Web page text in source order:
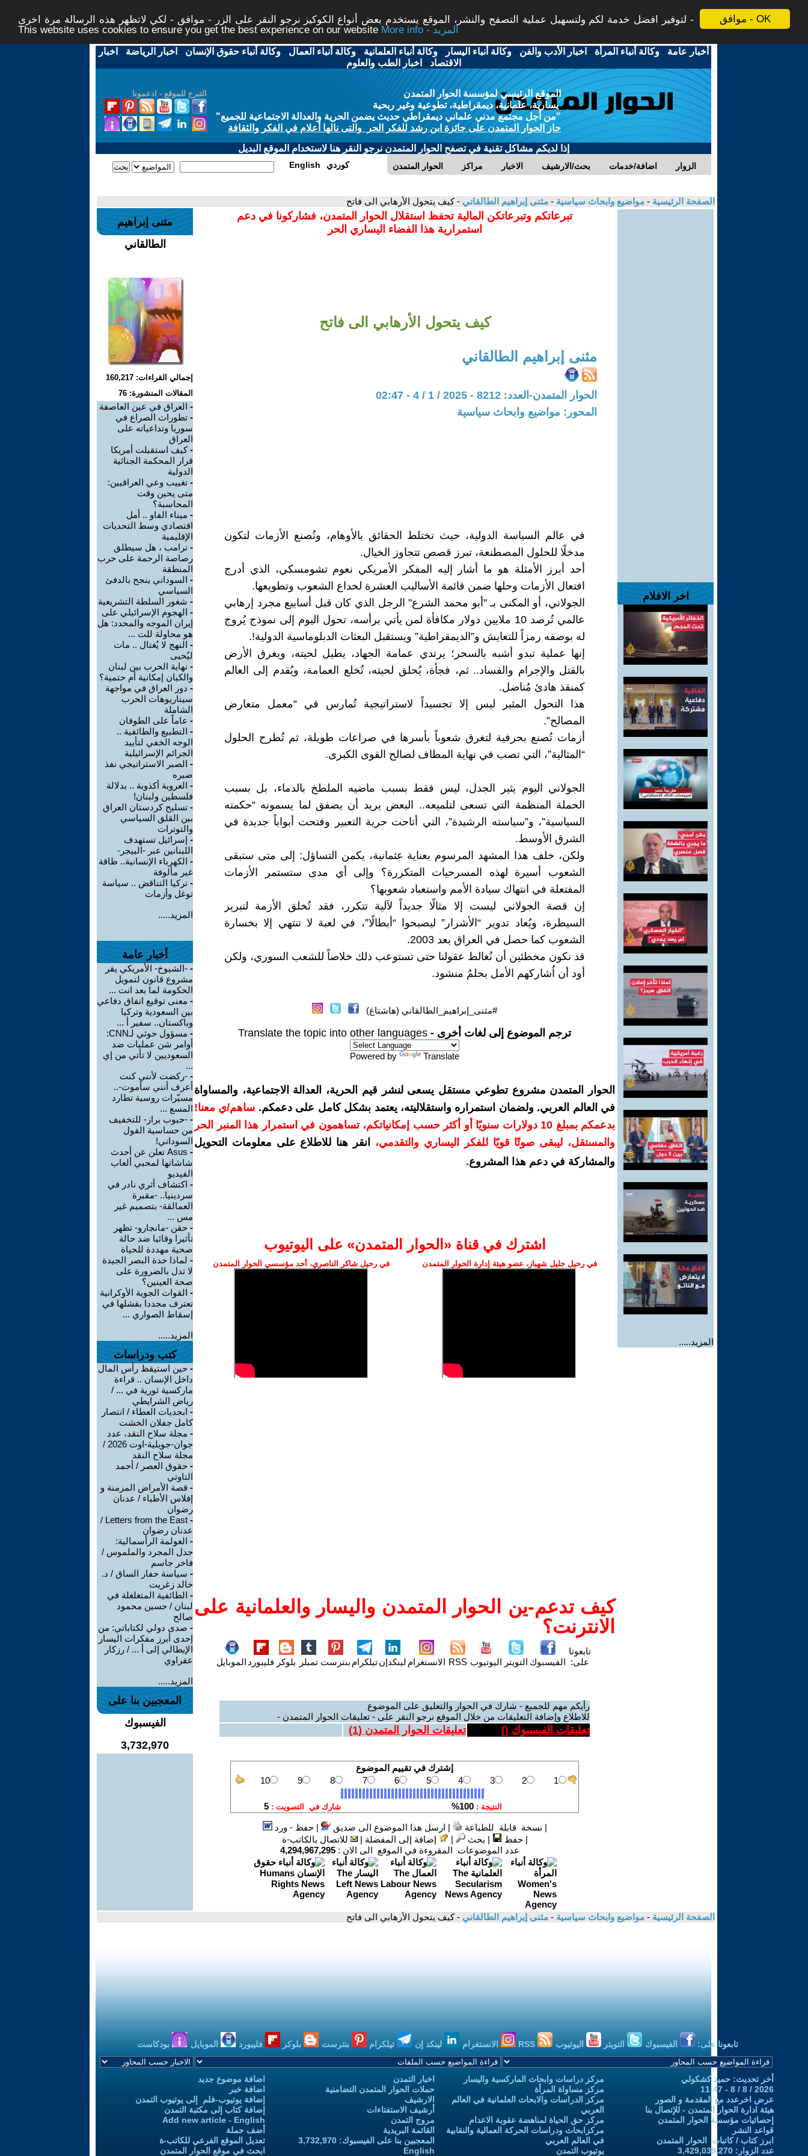
موافق - OK
لتوفير افضل خدمة لكم ولتسهيل عملية التصفح والنشر، الموقع يستخدم بعض أنواع الكوكيز نرجو النقر على الزر - موافق - لكي لاتظهر هذه الرسالة مرة اخرى -
This website uses cookies to ensure you get the best experience on our website
More info - المزيد
أخبار عامة -وكالة أنباء المرأة - اخبار الأدب والفن -وكالة أنباء اليسار -وكالة أنباء العلمانية -وكالة أنباء العمال -وكالة أنباء حقوق الإنسان - اخبار الرياضة - اخبار
الاقتصاد - اخبار الطب والعلوم
التبرع للموقع - ادعمونا
الموقع الرئيسي لمؤسسة الحوار المتمدن
يسارية، علمانية، ديمقراطية، تطوعية وغير ربحية
"من أجل مجتمع مدني علماني ديمقراطي حديث يضمن الحرية والعدالة الاجتماعية للجميع"
حاز الحوار المتمدن على جائزة ابن رشد للفكر الحر والتى نالها أعلام في الفكر والثقافة
إذا لديكم مشاكل تقنية في تصفح الحوار المتمدن نرجو النقر هنا لاستخدام الموقع البديل
الحوار المتمدن مراكز الاخبار بحث/الارشيف اضافة/خدمات الزوار English كوردي
الصفحة الرئيسية - مواضيع وابحاث سياسية - مثنى إبراهيم الطالقاني - كيف يتحول الأرهابي الى فاتح
اخر الافلام
المزيد.....
تبرعاتكم وتبرعاتكن المالية تحفظ استقلال الحوار المتمدن، فشاركونا في دعم
استمرارية هذا الفضاء اليساري الحر
كيف يتحول الأرهابي الى فاتح
مثنى إبراهيم الطالقاني
الحوار المتمدن-العدد: 8212 - 2025 / 1 / 4 - 02:47
المحور: مواضيع وابحاث سياسية
في عالم السياسة الدولية، حيث تختلط الحقائق بالأوهام، وتُصنع الأزمات لتكون
مدخلًا للحلول المصطنعة، تبرز قصص تتجاوز الخيال.
أحد أبرز الأمثلة هو ما أشار إليه المفكر الأمريكي نعوم تشومسكي، الذي أدرج
افتعال الأزمات وحلها ضمن قائمة الأساليب العشرة لخداع الشعوب وتطويعها.
الجولاني، أو المكنى بـ "أبو محمد الشرع" الرجل الذي كان قبل أسابيع مجرد إرهابي
عالمي تُرصد 10 ملايين دولار مكافأة لمن يأتي برأسه، تحول اليوم إلى نموذج يُروج
له بوصفه رمزاً للتعايش و”الديمقراطية” ويستقبل البعثات الدبلوماسية الدولية!.
إنها عملية تبدو أشبه بالسحر؛ يرتدي عمامة الجهاد، يطيل لحيته، ويغرق الأرض
بالقتل والإجرام والفساد.. ثم، فجأة، يُحلق لحيته، تُخلع العمامة، ويُقدم إلى العالم
كمنقذ هادئ مُناضل.
هذا التحول المثير ليس إلا تجسيداً لاستراتيجية تُمارس في “معمل متعارض
المصالح”.
أزمات تُصنع بحرفية لتغرق شعوباً بأسرها في صراعات طويلة، ثم تُطرح الحلول
“المثالية”، التي تصب في نهاية المطاف لصالح القوى الكبرى.
الجولاني اليوم يثير الجدل، ليس فقط بسبب ماضيه الملطخ بالدماء، بل بسبب
الحملة المنظمة التي تسعى لتلميعه.. البعض يريد أن يصفق لما يسمونه “حكمته
السياسية”، و”سياسته الرشيدة”، التي أتاحت حرية التعبير وفتحت أبواباً جديدة في
الشرق الأوسط.
ولكن، خلف هذا المشهد المرسوم بعناية عثمانية، يكمن التساؤل: إلى متى ستبقى
الشعوب أسيرة لهذه المسرحيات المتكررة؟ وإلى أي مدى ستستمر الأزمات
المفتعلة في انتهاك سيادة الأمم واستعباد شعوبها؟
إن قصة الجولاني ليست إلا مثالًا جديداً لآلية تتكرر، فقد تُخلق الأزمة لتبرير
السيطرة، ويُعاد تدوير “الأشرار” ليصبحوا “أبطالًا”، في لعبة لا تنتهي إلا بخسارة
الشعوب كما حصل في العراق بعد 2003.
قد نكون مخطئين أن نُغالط عقولنا حتى تستوعب ذلك خلاصاً للشعب السوري، ولكن
أود أن اُشاركهم الأمل بحلمُ منشود.
#مثنى_إبراهيم_الطالقاني (هاشتاغ)
ترجم الموضوع إلى لغات أخرى - Translate the topic into other languages
Powered by Translate
الحوار المتمدن مشروع تطوعي مستقل يسعى لنشر قيم الحرية، العدالة الاجتماعية، والمساواة
في العالم العربي. ولضمان استمراره واستقلاليته، يعتمد بشكل كامل على دعمكم. ساهم/ي معنا!
بدعمكم بمبلغ 10 دولارات سنويًا أو أكثر حسب إمكانياتكم، تساهمون في استمرار هذا المنبر الحر
والمستقل، ليبقى صوتًا قويًا للفكر اليساري والتقدمي،
انقر هنا للاطلاع على معلومات التحويل
والمشاركة في دعم هذا المشروع.
اشترك في قناة ‫«الحوار المتمدن» على اليوتيوب
في رحيل جليل شهباز، عضو هيئة إدارة الحوار المتمدن في رحيل شاكر الناصري، أحد مؤسسي الحوار المتمدن
كيف تدعم-ين الحوار المتمدن واليسار والعلمانية على
الانترنت؟
تابعونا
على: الفيسبوك التويتر اليوتيوب RSS الانستغرام لينكدإنتيلكرام بنترست تمبلر بلوكر فليبورد الموبايل
رأيكم مهم للجميع - شارك في الحوار والتعليق على الموضوع
للاطلاع وإضافة التعليقات من خلال الموقع نرجو النقر على - تعليقات الحوار المتمدن -
تعليقات الفيسبوك () تعليقات الحوار المتمدن (1
)
| نسخة قابلة للطباعة | ارسل هذا الموضوع الى صديق |حفظ - ورد
|حفظ | بحث | إضافة إلى المفضلة |
للاتصال بالكاتب-ة
عدد الموضوعات المقروءة في الموقع الى الان : 4,294,967,295
مثنى إبراهيم
الطالقاني
إجمالي القراءات: 160,217
المقالات المنشورة: 76
- العراق في عين العاصفة
- تطورات الصراع في
سوريا وتداعياته على
العراق
-كيف استقبلت أمريكا
قرار المحكمة الجنائية
الدولية
- تغييب وعي العراقيين:
متى يحين وقت
المحاسبة؟
- ميناء الفاو .. أمل
اقتصادي وسط التحديات
الإقليمية
- ترامب ، هل سيطلق
رصاصة الرحمة على حرب
المنطقة
- السوداني ينجح بالدفئ
السياسي
- شغور السلطة التشريعية
- الهجوم الإسرائيلي على
إيران الموجه والمحدد: هل
هو محاولة للت ...
- النهج لا يُغتال .. مات
ليُحيى
- نهاية الحرب بين لبنان
والكيان إمكانية أم حتمية؟
- دور العراق في مواجهة
سيناريوهات الحرب
الشاملة
- عاماً على الطوفان
- التطبيع والطائفية ..
الوجه الخفي لتأييد
الجرائم الإسرائيلية
- الصبر الاستراتيجي نفذ
صبره
- العروبة أكذوبة .. بدلالة
فلسطين ولبنان!
- تسليح كردستان العراق
بين القلق السياسي
والتوترات
- إسرائيل تستهدف
اللبنانين عبر -البيجر-
- الكهرباء الإنسانية.. طاقة
غير مألوفة
- تركيا التناقض .. سياسة
توغل وأزمات
المزيد.....
أخبار عامة
- -الشيوخ- الأمريكي يقر
مشروع قانون لتمويل
الحكومة لما بعد انت ...
- معنى توقيع اتفاق دفاعي
بين السعودية وتركيا
وباكستان.. سفير أ ...
-
مسؤول حوثي لـCNN:
أوامر شن عمليات ضد
السعوديين لا تأتي من إي
...
- -ركضت لأنني كنت
أعرف أنني سأموت-..
مسيّرات روسية تطارد
المسع ...
- -حبوب براز- للتخفيف
من حساسية الفول
السوداني!
-
Asus تعلن عن أحدث
شاشاتها لمحبي ألعاب
الفيديو
- اكتشاف أثري نادر في
سردينيا.. -مقبرة
العمالقة- بتصميم غير
مس ...
- حقن -مانجارو- تظهر
تأثيرا وقائيا ضد حالة
صحية مهددة للحياة
- لماذا حدة البصر الجيدة
لا تدل بالضرورة على
صحة العينين؟
- القوات الجوية الأوكرانية
تعترف مجددا بفشلها في
إسقاط الصواري ...
المزيد.....
كتب ودراسات
- حين استيقظ رأس المال
داخل الإنسان .. قراءة
ماركسية ثورية في ... /
رياض الشرايطي
- ابجديات العطاء / انتصار
كامل جفلان الخشت
- مجلة سلاح النقد، عدد
جوان-جويلية-اوت 2026 /
مجلة سلاح النقد
- حقوق العصر / أحمد
التاوتي
- قصة الأمراض المزمنة و
إفلاس الأطباء / عدنان
رضوان
-
Letters from the East /
عدنان رضوان
- العولمة الرأسمالية:
جدل المجرد والملموس /
فاخر جاسم
- سياسة حفار الساق / د.
خالد زغريت
- الطائفية المتغلغلة في
لبنان / حسين محمود
صالح
- صدى دولي لكتاباتي: من
إحدى أبرز مفكرات اليسار
الإيطالي إلى أ ... / رزكار
عقراوي
المزيد.....
المعجبين بنا على
الفيسبوك
3,732,970
الصفحة الرئيسية - مواضيع وابحاث سياسية - مثنى إبراهيم الطالقاني - كيف يتحول الأرهابي الى فاتح
تابعونا على: الفيسبوك التويتر اليوتيوب الانستغرام لينكد إن تيلكرام بنترست بلوكر فليبورد الموبايل بودكاست
أخر تحديث: حميد كشكولي
2026 / 8 / 8 - 11:47
عرض اخرعدد مع المقدمة و الصور
هيئة ادارة الحوار المتمدن - للإتصال بنا
إحصائيات مؤسسة الحوار المتمدن
قواعد النشر
ابرز كتاب / كاتبات الحوار المتمدن
عدد الزوار: 3,429,039,270
مركز دراسات وابحاث الماركسية واليسار
مركز مساواة المرأة
مركز الدراسات والابحاث العلمانية في العالم
العربي
مركز حق الحياة لمناهضة عقوبة الاعدام
مركزابحاث ودراسات الحركة العمالية والنقابية
في العالم العربي
يوتيوب التمدن
اخبار التمدن
حملات الحوار المتمدن التضامنية
الارشيف
أرشيف الاستفتاءات
مروج التمدن
القائمة البريدية
المعجبين بنا على الفيسبوك: 3,732,970
English
اضافة موضوع جديد
اضافة خبر
إضافة يوتيوب-فلم إلى يوتيوب التمدن
إضافة كتاب إلى مكتبة التمدن
Add new article - English
أضف حملة
تعديل الموقع الفرعي للكاتب-ة
ابحث في موقع الحوار المتمدن